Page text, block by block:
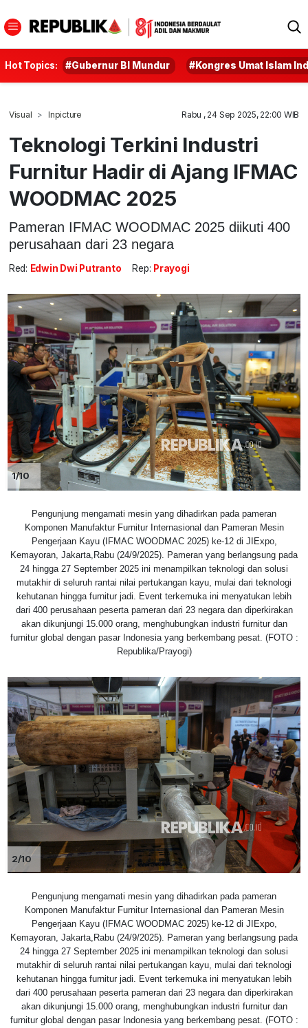
Hot Topics: #Gubernur BI Mundur #Kongres Umat Islam
Visual Inpicture Rabu , 24 Sep 2025, 22:00 WIB
Teknologi Terkini Industri
Furnitur Hadir di Ajang IFMAC
WOODMAC 2025
Pameran IFMAC WOODMAC 2025 diikuti 400
perusahaan dari 23 negara
Red: Edwin Dwi Putranto Rep: Prayogi
1/10
Pengunjung mengamati mesin yang dihadirkan pada pameran
Komponen Manufaktur Furnitur Internasional dan Pameran Mesin
Pengerjaan Kayu (IFMAC WOODMAC 2025) ke-12 di JIExpo,
Kemayoran, Jakarta,Rabu (24/9/2025). Pameran yang berlangsung pada
24 hingga 27 September 2025 ini menampilkan teknologi dan solusi
mutakhir di seluruh rantai nilai pertukangan kayu, mulai dari teknologi
kehutanan hingga furnitur jadi. Event terkemuka ini menyatukan lebih
dari 400 perusahaan peserta pameran dari 23 negara dan diperkirakan
akan dikunjungi 15.000 orang, menghubungkan industri furnitur dan
furnitur global dengan pasar Indonesia yang berkembang pesat. (FOTO :
Republika/Prayogi)
2/10
Pengunjung mengamati mesin yang dihadirkan pada pameran
Komponen Manufaktur Furnitur Internasional dan Pameran Mesin
Pengerjaan Kayu (IFMAC WOODMAC 2025) ke-12 di JIExpo,
Kemayoran, Jakarta,Rabu (24/9/2025). Pameran yang berlangsung pada
24 hingga 27 September 2025 ini menampilkan teknologi dan solusi
mutakhir di seluruh rantai nilai pertukangan kayu, mulai dari teknologi
kehutanan hingga furnitur jadi. Event terkemuka ini menyatukan lebih
dari 400 perusahaan peserta pameran dari 23 negara dan diperkirakan
akan dikunjungi 15.000 orang, menghubungkan industri furnitur dan
furnitur global dengan pasar Indonesia yang berkembang pesat. (FOTO :